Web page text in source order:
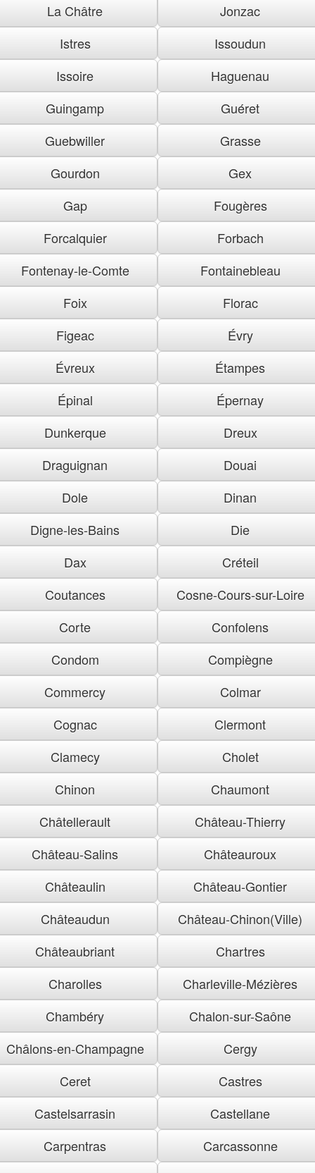
La Châtre
Jonzac
Istres
Issoudun
Issoire
Haguenau
Guingamp
Guéret
Guebwiller
Grasse
Gourdon
Gex
Gap
Fougères
Forcalquier
Forbach
Fontenay-le-Comte
Fontainebleau
Foix
Florac
Figeac
Évry
Évreux
Étampes
Épinal
Épernay
Dunkerque
Dreux
Draguignan
Douai
Dole
Dinan
Digne-les-Bains
Die
Dax
Créteil
Coutances
Cosne-Cours-sur-Loire
Corte
Confolens
Condom
Compiègne
Commercy
Colmar
Cognac
Clermont
Clamecy
Cholet
Chinon
Chaumont
Châtellerault
Château-Thierry
Château-Salins
Châteauroux
Châteaulin
Château-Gontier
Châteaudun
Château-Chinon(Ville)
Châteaubriant
Chartres
Charolles
Charleville-Mézières
Chambéry
Chalon-sur-Saône
Châlons-en-Champagne
Cergy
Ceret
Castres
Castelsarrasin
Castellane
Carpentras
Carcassonne